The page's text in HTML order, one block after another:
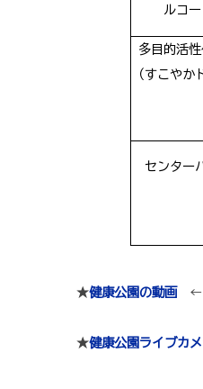
ルコー
多目的活
（すこやか
センター
★健康公園の動画 ←
★健康公園ライブカ